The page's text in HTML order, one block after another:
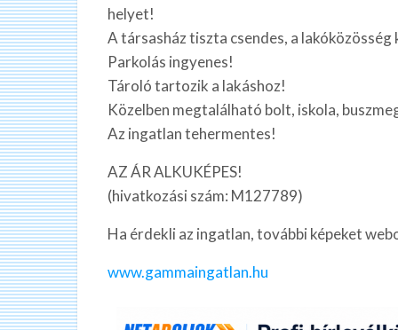
helyet!
A társasház tiszta csendes, a lakóközösség
Parkolás ingyenes!
Tároló tartozik a lakáshoz!
Közelben megtalálható bolt, iskola,
Az ingatlan tehermentes!
AZ ÁR ALKUKÉPES!
(hivatkozási szám: M127789)
Ha érdekli az ingatlan, további képeket
www.gammaingatlan.hu